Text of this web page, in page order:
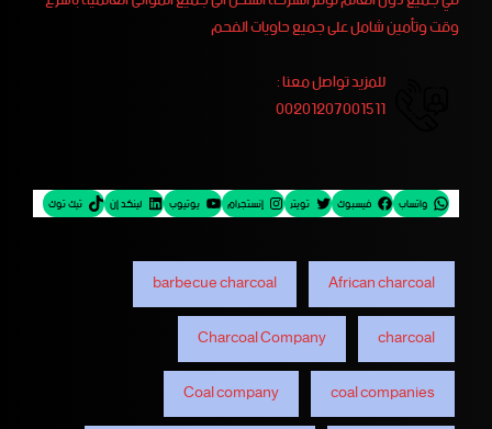
وقت وتأمين شامل على جميع حاويات الفحم
للمزيد تواصل معنا :
00201207001511
واتساب فيسبوك تويتر إنستجرام يوتيوب لينكد إن تيك توك
African charcoal
barbecue charcoal
charcoal
Charcoal Company
coal companies
Coal company